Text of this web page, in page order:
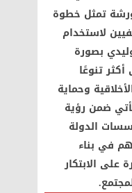
تمثل خطوة
لاستخدام
بصورة
تنوعًا
وحماية
ضمن رؤية
الدولة
في بناء
على الابتكار